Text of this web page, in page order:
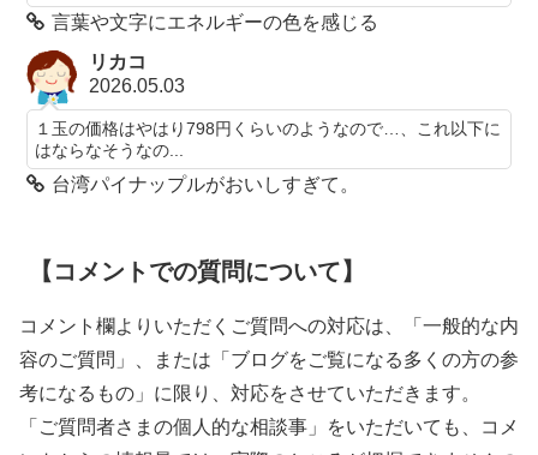
言葉や文字にエネルギーの色を感じる
リカコ
2026.05.03
１玉の価格はやはり798円くらいのようなので…、これ以下に
はならなそうなの...
台湾パイナップルがおいしすぎて。
【コメントでの質問について】
コメント欄よりいただくご質問への対応は、「一般的な内
容のご質問」、または「ブログをご覧になる多くの方の参
考になるもの」に限り、対応をさせていただきます。
「ご質問者さまの個人的な相談事」をいただいても、コメ